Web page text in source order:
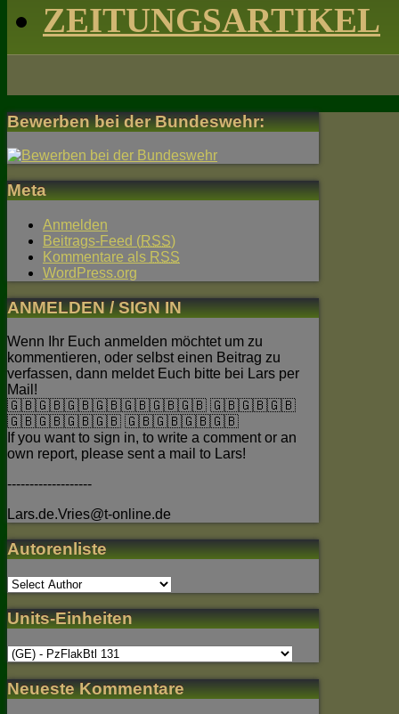
ZEITUNGSARTIKEL
Bewerben bei der Bundeswehr:
Meta
Anmelden
Beitrags-Feed (RSS)
Kommentare als RSS
WordPress.org
ANMELDEN / SIGN IN
Wenn Ihr Euch anmelden möchtet um zu
kommentieren, oder selbst einen Beitrag zu
verfassen, dann meldet Euch bitte bei Lars per
Mail!
🇬🇧🇬🇧🇬🇧🇬🇧🇬🇧🇬🇧🇬🇧 🇬🇧🇬🇧🇬🇧
🇬🇧🇬🇧🇬🇧🇬🇧 🇬🇧🇬🇧🇬🇧🇬🇧
If you want to sign in, to write a comment or an
own report, please sent a mail to Lars!
-------------------
Lars.de.Vries@t-online.de
Autorenliste
Units-Einheiten
Neueste Kommentare